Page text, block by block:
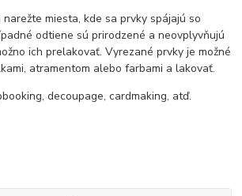
narežte miesta, kde sa prvky spájajú so
odtiene sú prirodzené a neovplyvňujú
ich prelakovať. Vyrezané prvky je možné
atramentom alebo farbami a lakovať.
decoupage, cardmaking, atď.